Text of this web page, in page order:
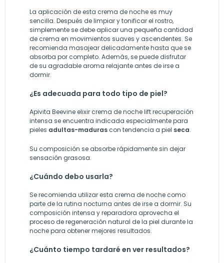
La aplicación de esta crema de noche es muy
sencilla. Después de limpiar y tonificar el rostro,
simplemente se debe aplicar una pequeña cantidad
de crema en movimientos suaves y ascendentes. Se
recomienda masajear delicadamente hasta que se
absorba por completo. Además, se puede disfrutar
de su agradable aroma relajante antes de irse a
dormir.
¿Es adecuada para todo tipo de piel?
Apivita Beevine elixir crema de noche lift recuperación
intensa se encuentra indicada especialmente para
pieles adultas-maduras con tendencia a piel seca.
Su composición se absorbe rápidamente sin dejar
sensación grasosa.
¿Cuándo debo usarla?
Se recomienda utilizar esta crema de noche como
parte de la rutina nocturna antes de irse a dormir. Su
composición intensa y reparadora aprovecha el
proceso de regeneración natural de la piel durante la
noche para obtener mejores resultados.
¿Cuánto tiempo tardaré en ver resultados?